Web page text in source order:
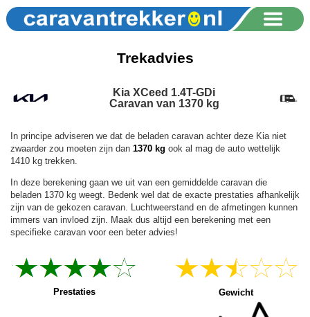
Trekadvies
Kia XCeed 1.4T-GDi
Caravan van 1370 kg
In principe adviseren we dat de beladen caravan achter deze Kia niet
zwaarder zou moeten zijn dan 1370 kg ook al mag de auto wettelijk
1410 kg trekken.
In deze berekening gaan we uit van een gemiddelde caravan die
beladen 1370 kg weegt. Bedenk wel dat de exacte prestaties afhankelijk
zijn van de gekozen caravan. Luchtweerstand en de afmetingen kunnen
immers van invloed zijn. Maak dus altijd een berekening met een
specifieke caravan voor een beter advies!
Prestaties Gewicht